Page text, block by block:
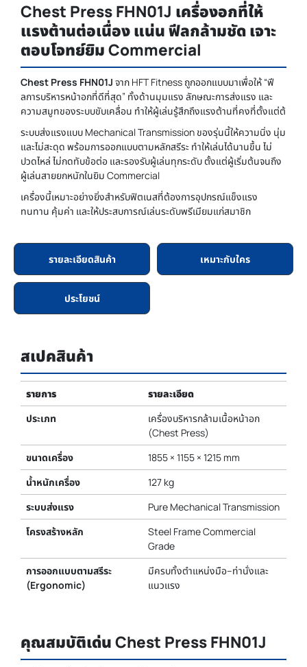
Chest Press FHN01J เครื่องอกที่ให้
แรงต้านต่อเนื่อง แน่น ฟีลกล้ามชัด เจาะ
ตอบโจทย์ยิม Commercial
Chest Press FHN01J จาก HFT Fitness ถูกออกแบบมาเพื่อให้ “ฟี
ลการบริหารหน้าอกที่ดีที่สุด” ทั้งด้านมุมแรง ลักษณะการส่งแรง และ
ความสมูทของระบบขับเคลื่อน ทำให้ผู้เล่นรู้สึกถึงแรงต้านที่คงที่ตั้งแต่ต้
ระบบส่งแรงแบบ Mechanical Transmission ของรุ่นนี้ให้ความนิ่ง นุ่ม
และไม่สะดุด พร้อมการออกแบบตามหลักสรีระ ทำให้เล่นได้นานขึ้น ไม่
ปวดไหล่ ไม่กดทับข้อต่อ และรองรับผู้เล่นทุกระดับ ตั้งแต่ผู้เริ่มต้นจนถึง
ผู้เล่นสายยกหนักในยิม Commercial
เครื่องนี้เหมาะอย่างยิ่งสำหรับฟิตเนสที่ต้องการอุปกรณ์แข็งแรง
ทนทาน คุ้มค่า และให้ประสบการณ์เล่นระดับพรีเมียมแก่สมาชิก
รายละเอียดสินค้า เหมาะกับใคร
ประโยชน์
สเปคสินค้า
รายการ
รายละเอียด
ประเภท
เครื่องบริหารกล้ามเนื้อหน้าอก
(Chest Press)
ขนาดเครื่อง
1855 × 1155 × 1215 mm
น้ำหนักเครื่อง
127 kg
ระบบส่งแรง
Pure Mechanical Transmission
โครงสร้างหลัก
Steel Frame Commercial
Grade
การออกแบบตามสรีระ
(Ergonomic)
มีครบทั้งตำแหน่งมือ–ท่านั่งและ
แนวแรง
คุณสมบัติเด่น Chest Press FHN01J